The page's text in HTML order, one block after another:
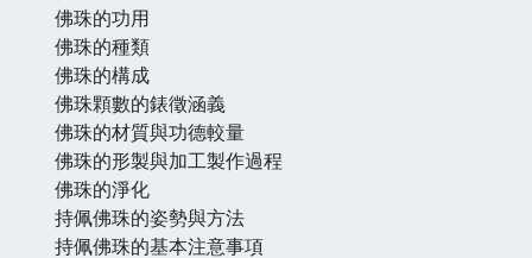
佛珠的功用
佛珠的種類
佛珠的構成
佛珠顆數的錶徵涵義
佛珠的材質與功德較量
佛珠的形製與加工製作過程
佛珠的淨化
持佩佛珠的姿勢與方法
持佩佛珠的基本注意事項